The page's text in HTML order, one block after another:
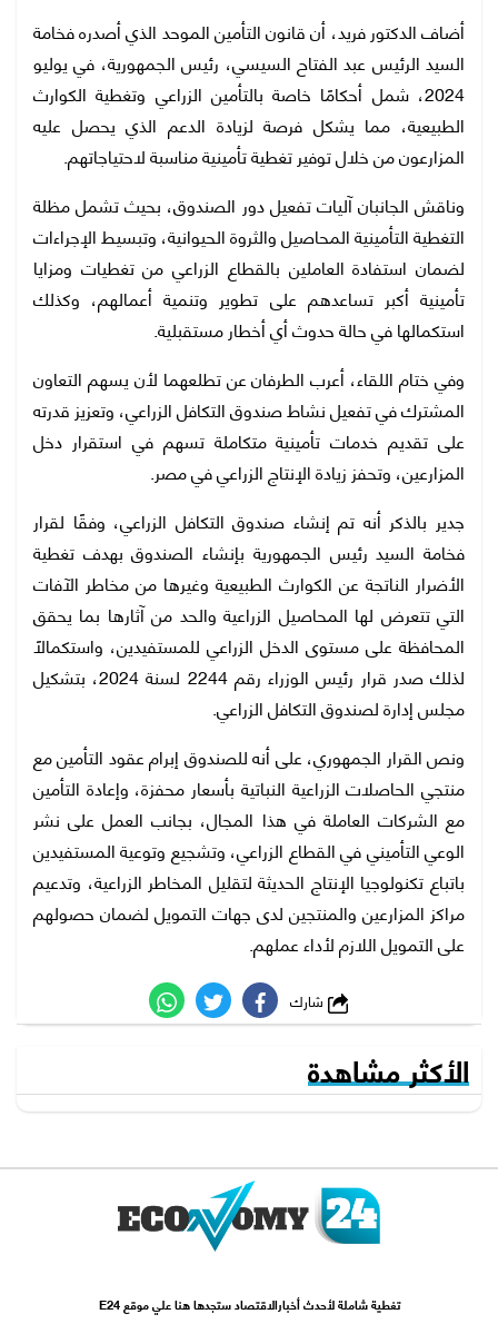
أضاف الدكتور فريد، أن قانون التأمين الموحد الذي أصدره فخامة
السيد الرئيس عبد الفتاح السيسي، رئيس الجمهورية، في يوليو
2024، شمل أحكامًا خاصة بالتأمين الزراعي وتغطية الكوارث
الطبيعية، مما يشكل فرصة لزيادة الدعم الذي يحصل عليه
المزارعون من خلال توفير تغطية تأمينية مناسبة لاحتياجاتهم.
وناقش الجانبان آليات تفعيل دور الصندوق، بحيث تشمل مظلة
التغطية التأمينية المحاصيل والثروة الحيوانية، وتبسيط الإجراءات
لضمان استفادة العاملين بالقطاع الزراعي من تغطيات ومزايا
تأمينية أكبر تساعدهم على تطوير وتنمية أعمالهم، وكذلك
استكمالها في حالة حدوث أي أخطار مستقبلية.
وفي ختام اللقاء، أعرب الطرفان عن تطلعهما لأن يسهم التعاون
المشترك في تفعيل نشاط صندوق التكافل الزراعي، وتعزيز قدرته
على تقديم خدمات تأمينية متكاملة تسهم في استقرار دخل
المزارعين، وتحفز زيادة الإنتاج الزراعي في مصر.
جدير بالذكر أنه تم إنشاء صندوق التكافل الزراعي، وفقًا لقرار
فخامة السيد رئيس الجمهورية بإنشاء الصندوق بهدف تغطية
الأضرار الناتجة عن الكوارث الطبيعية وغيرها من مخاطر الآفات
التي تتعرض لها المحاصيل الزراعية والحد من آثارها بما يحقق
المحافظة على مستوى الدخل الزراعي للمستفيدين، واستكمالًا
لذلك صدر قرار رئيس الوزراء رقم 2244 لسنة 2024، بتشكيل
مجلس إدارة لصندوق التكافل الزراعي.
ونص القرار الجمهوري، على أنه للصندوق إبرام عقود التأمين مع
منتجي الحاصلات الزراعية النباتية بأسعار محفزة، وإعادة التأمين
مع الشركات العاملة في هذا المجال، بجانب العمل على نشر
الوعي التأميني في القطاع الزراعي، وتشجيع وتوعية المستفيدين
باتباع تكنولوجيا الإنتاج الحديثة لتقليل المخاطر الزراعية، وتدعيم
مراكز المزارعين والمنتجين لدى جهات التمويل لضمان حصولهم
على التمويل اللازم لأداء عملهم.
الأكثر مشاهدة
تغطية شاملة لأحدث أخبارالاقتصاد ستجدها هنا علي موقع E24